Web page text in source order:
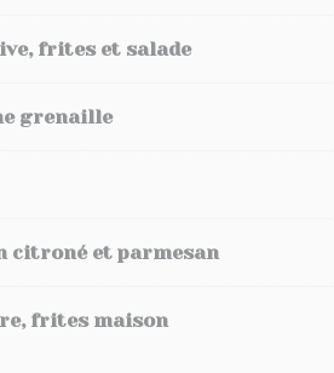
frites et salade
grenaille
citroné et parmesan
frites maison